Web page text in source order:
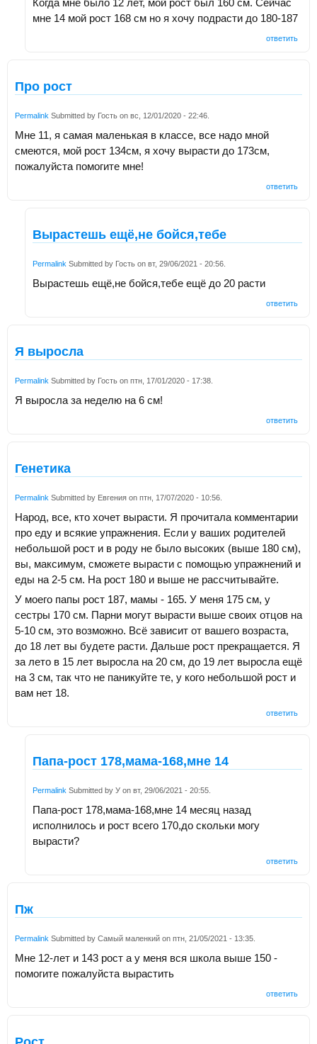
мне 14 мой рост 168 см но я хочу подрасти до 180-187
ответить
Про рост
Permalink Submitted by Гость on вс, 12/01/2020 - 22:46
Мне 11, я самая маленькая в классе, все надо мной
смеются, мой рост 134см, я хочу вырасти до 173см,
пожалуйста помогите мне!
ответить
Вырастешь ещё,не бойся,тебе
Permalink Submitted by Гость on вт, 29/06/2021 - 20:56
Вырастешь ещё,не бойся,тебе ещё до 20 расти
ответить
Я выросла
Permalink Submitted by Гость on птн, 17/01/2020 - 17:38
Я выросла за неделю на 6 см!
ответить
Генетика
Permalink Submitted by Евгения on птн, 17/07/2020 - 10:56
Народ, все, кто хочет вырасти. Я прочитала комментарии
про еду и всякие упражнения. Если у ваших родителей
небольшой рост и в роду не было высоких (выше 180 см),
вы, максимум, сможете вырасти с помощью упражнений и
еды на 2-5 см. На рост 180 и выше не рассчитывайте.
У моего папы рост 187, мамы - 165. У меня 175 см, у
сестры 170 см. Парни могут вырасти выше своих отцов на
5-10 см, это возможно. Всё зависит от вашего возраста,
до 18 лет вы будете расти. Дальше рост прекращается. Я
за лето в 15 лет выросла на 20 см, до 19 лет выросла ещё
на 3 см, так что не паникуйте те, у кого небольшой рост и
вам нет 18.
ответить
Папа-рост 178,мама-168,мне 14
Permalink Submitted by У on вт, 29/06/2021 - 20:55
Папа-рост 178,мама-168,мне 14 месяц назад
исполнилось и рост всего 170,до скольки могу
вырасти?
ответить
Пж
Permalink Submitted by Самый маленкий on птн, 21/05/2021 - 13:35
Мне 12-лет и 143 рост а у меня вся школа выше 150 -
помогите пожалуйста вырастить
ответить